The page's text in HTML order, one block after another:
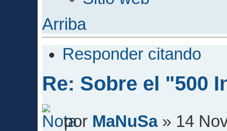
Arriba
Responder citando
Re: Sobre el "500
por MaNuSa» 14